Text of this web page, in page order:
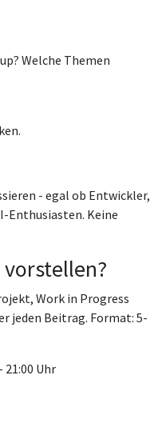
Welche Themen
- egal ob Entwickler,
Enthusiasten. Keine
Work in Progress
jeden Beitrag. Format: 5-
21:00 Uhr